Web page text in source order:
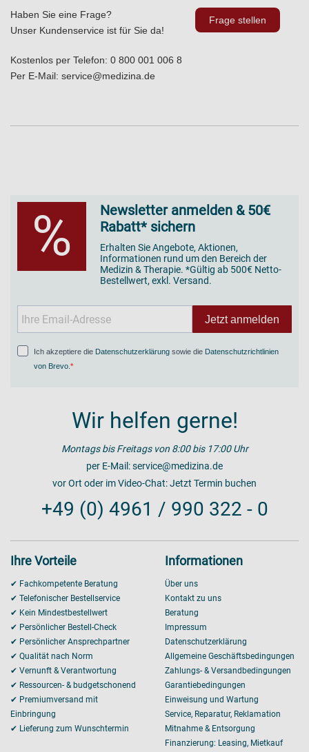
Haben Sie eine Frage?
Unser Kundenservice ist für Sie da!
Kostenlos per Telefon: 0 800 001 006 8
Per E-Mail: service@medizina.de
Frage stellen
%
Newsletter anmelden & 50€
Rabatt* sichern
Erhalten Sie Angebote, Aktionen,
Informationen rund um den Bereich der
Medizin & Therapie. *Gültig ab 500€ Netto-
Bestellwert, exkl. Versand.
Jetzt anmelden
Ich akzeptiere die Datenschutzerklärung sowie die Datenschutzrichtlinien
von Brevo
Wir helfen gerne!
Montags bis Freitags von 8:00 bis 17:00 Uhr
per E-Mail:service@medizina.de
vor Ort oder im Video-Chat:Jetzt Termin buchen
+49 (0) 4961 / 990 322 - 0
Ihre Vorteile
✔ Fachkompetente Beratung
✔ Telefonischer Bestellservice
✔ Kein Mindestbestellwert
✔ Persönlicher Bestell-Check
✔ Persönlicher Ansprechpartner
✔ Qualität nach Norm
✔ Vernunft & Verantwortung
✔ Ressourcen- & budgetschonend
✔ Premiumversand mit
Einbringung
✔ Lieferung zum Wunschtermin
Informationen
Über uns
Kontakt zu uns
Beratung
Impressum
Datenschutzerklärung
Allgemeine Geschäftsbedingungen
Zahlungs- & Versandbedingungen
Garantiebedingungen
Einweisung und Wartung
Service, Reparatur, Reklamation
Mitnahme & Entsorgung
Finanzierung: Leasing, Mietkauf